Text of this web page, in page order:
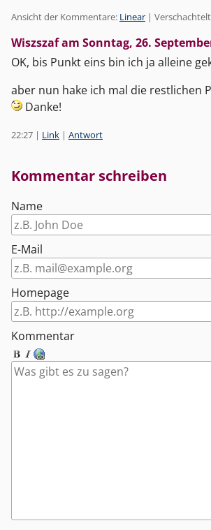
Ansicht der Kommentare: Linear | Verschachtelt
Wiszszaf am Sonntag, 26.
OK, bis Punkt eins bin ich ja alleine
aber nun hake ich mal die restlichen
Danke!
22:27 | Link | Antwort
Kommentar schreiben
Name
E-Mail
Homepage
Kommentar